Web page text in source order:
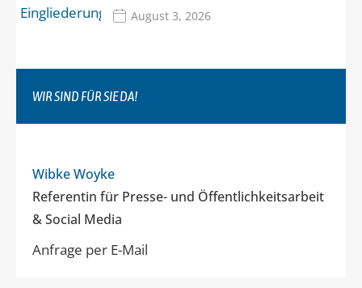
August 3, 2026
WIR SIND FÜR SIE DA!
Wibke Woyke
Referentin für Presse- und Öffentlichkeitsarbeit
& Social Media
Anfrage per E-Mail